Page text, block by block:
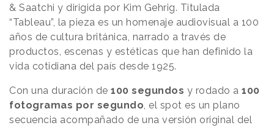
& Saatchi y dirigida por Kim Gehrig. Titulada
“Tableau”, la pieza es un homenaje audiovisual a 100
años de cultura británica, narrado a través de
productos, escenas y estéticas que han definido la
vida cotidiana del país desde 1925.
Con una duración de 100 segundos y rodado a 100
fotogramas por segundo, el spot es un plano
secuencia acompañado de una versión original del